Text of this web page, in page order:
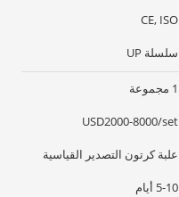
CE, ISO
سلسلة UP
1 مجموعة
USD2000-8000/set
علبة كرتون التصدير القياسية
5-10 أيام